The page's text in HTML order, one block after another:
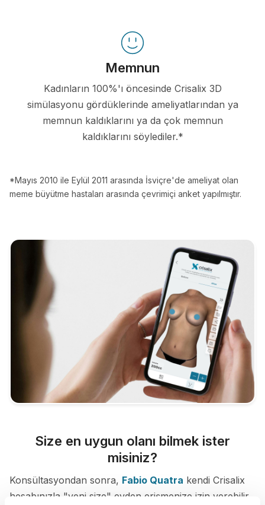
Memnun
Kadınların 100%'ı öncesinde Crisalix 3D
simülasyonu gördüklerinde ameliyatlarından ya
memnun kaldıklarını ya da çok memnun
kaldıklarını söylediler.*
*Mayıs 2010 ile Eylül 2011 arasında İsviçre'de ameliyat olan
meme büyütme hastaları arasında çevrimiçi anket yapılmıştır.
Size en uygun olanı bilmek ister
misiniz?
Konsültasyondan sonra, Fabio Quatra kendi Crisalix
hesabınızla "yeni size" evden erişmenize izin verebilir.